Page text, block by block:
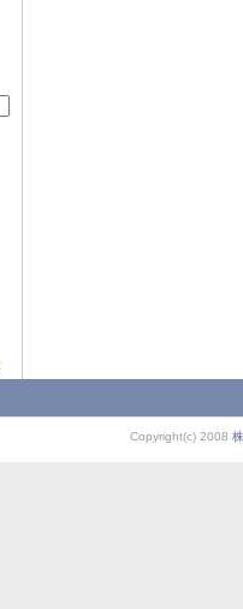
Copyright(c) 2008